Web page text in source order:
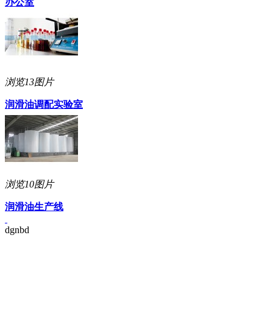
办公室
浏览13图片
润滑油调配实验室
浏览10图片
润滑油生产线
dgnbd